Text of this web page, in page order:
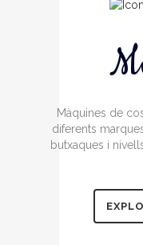
Màquines de
diferents
butxaques i